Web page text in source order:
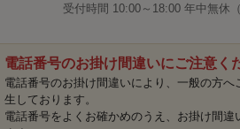
受付時間 10:00～18:00 年中無休
電話番号のお掛け間違いにご注意く
電話番号のお掛け間違いにより、一般の方へ
生しております。
電話番号をよくお確かめのうえ、お掛け間